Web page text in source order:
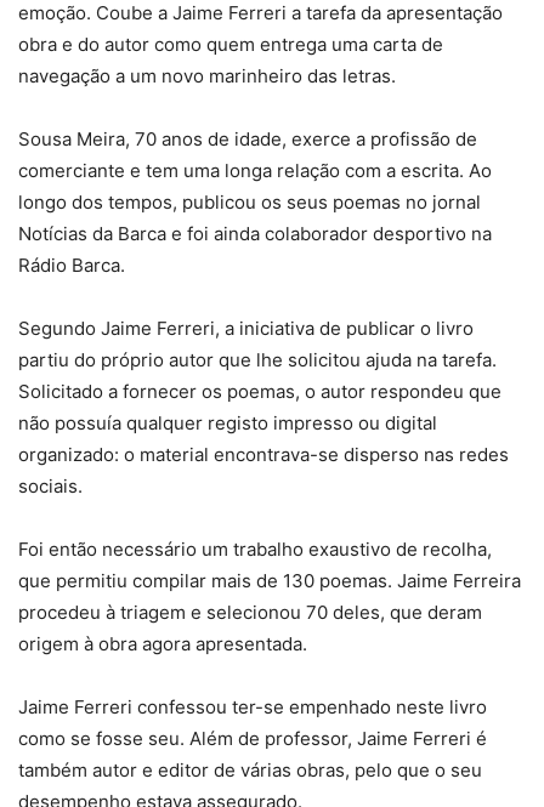
emoção. Coube a Jaime Ferreri a tarefa da apresentação
obra e do autor como quem entrega uma carta de
navegação a um novo marinheiro das letras.
Sousa Meira, 70 anos de idade, exerce a profissão de
comerciante e tem uma longa relação com a escrita. Ao
longo dos tempos, publicou os seus poemas no jornal
Notícias da Barca e foi ainda colaborador desportivo na
Rádio Barca.
Segundo Jaime Ferreri, a iniciativa de publicar o livro
partiu do próprio autor que lhe solicitou ajuda na tarefa.
Solicitado a fornecer os poemas, o autor respondeu que
não possuía qualquer registo impresso ou digital
organizado: o material encontrava-se disperso nas redes
sociais.
Foi então necessário um trabalho exaustivo de recolha,
que permitiu compilar mais de 130 poemas. Jaime Ferreira
procedeu à triagem e selecionou 70 deles, que deram
origem à obra agora apresentada.
Jaime Ferreri confessou ter-se empenhado neste livro
como se fosse seu. Além de professor, Jaime Ferreri é
também autor e editor de várias obras, pelo que o seu
desempenho estava assegurado.